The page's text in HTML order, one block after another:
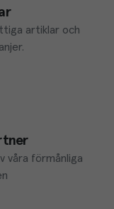
artiklar och
våra förmånliga